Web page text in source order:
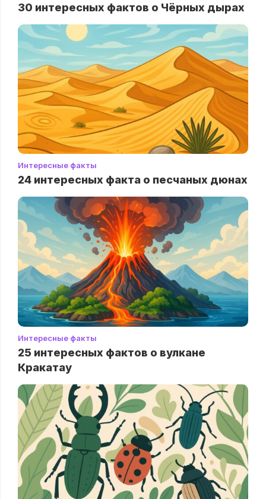
30 интересных фактов о Чёрных дырах
Интересные факты
24 интересных факта о песчаных дюнах
Интересные факты
25 интересных фактов о вулкане
Кракатау